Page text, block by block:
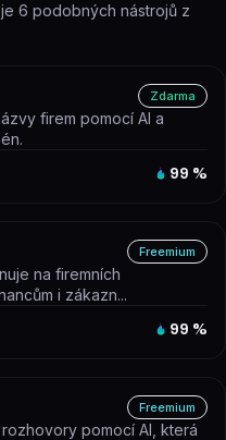
6 podobných nástrojů z
Zdarma
firem pomocí AI a
99 %
Freemium
na firemních
i zákazn...
99 %
Freemium
pomocí AI, která